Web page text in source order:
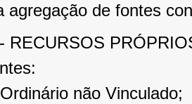
agregação de fontes
RECURSOS
não Vinculado;